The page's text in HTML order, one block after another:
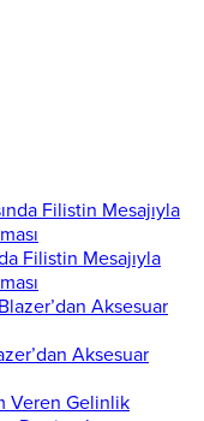
Filistin Mesajıyla
Aksesuar